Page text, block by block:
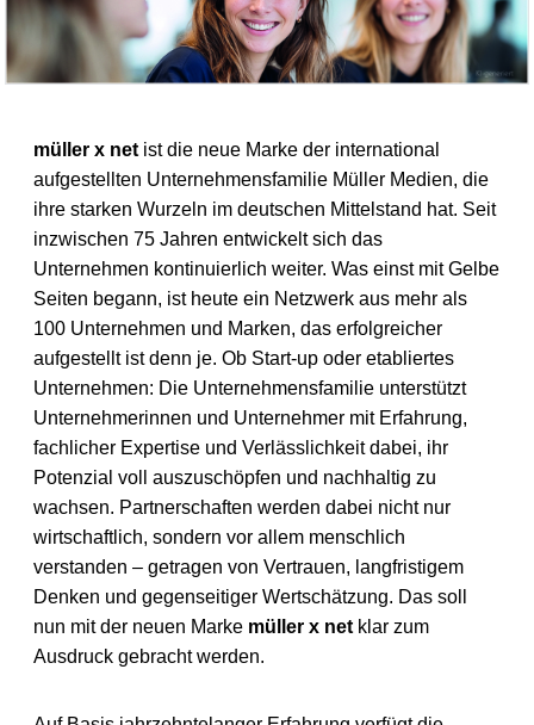
müller x net ist die neue Marke der international
aufgestellten Unternehmensfamilie Müller Medien, die
ihre starken Wurzeln im deutschen Mittelstand hat. Seit
inzwischen 75 Jahren entwickelt sich das
Unternehmen kontinuierlich weiter. Was einst mit Gelbe
Seiten begann, ist heute ein Netzwerk aus mehr als
100 Unternehmen und Marken, das erfolgreicher
aufgestellt ist denn je. Ob Start-up oder etabliertes
Unternehmen: Die Unternehmensfamilie unterstützt
Unternehmerinnen und Unternehmer mit Erfahrung,
fachlicher Expertise und Verlässlichkeit dabei, ihr
Potenzial voll auszuschöpfen und nachhaltig zu
wachsen. Partnerschaften werden dabei nicht nur
wirtschaftlich, sondern vor allem menschlich
verstanden – getragen von Vertrauen, langfristigem
Denken und gegenseitiger Wertschätzung. Das soll
nun mit der neuen Marke müller x net klar zum
Ausdruck gebracht werden.